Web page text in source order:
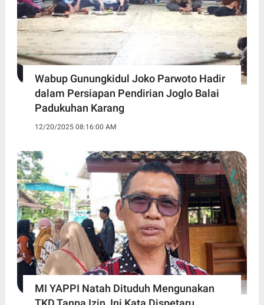
Wabup Gunungkidul Joko Parwoto Hadir
dalam Persiapan Pendirian Joglo Balai
Padukuhan Karang
12/20/2025 08:16:00 AM
MI YAPPI Natah Dituduh Mengunakan